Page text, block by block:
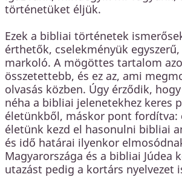
történetüket éljük.
Ezek a bibliai történetek
érthetők, cselekményük
markoló. A mögöttes tartalom
összetettebb, és ez az, ami
olvasás közben. Úgy érződik,
néha a bibliai jelenetekhez keres
életünkből, máskor pont fordítva:
életünk kezd el hasonulni bibliai
és idő határai ilyenkor
Magyarországa és a bibliai Júdea
utazást pedig a kortárs nyelvezet